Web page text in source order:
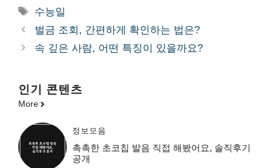
테
리
태
그
수능일
벌금 조회, 간편하게 확인하는 법은?
속 깊은 사람, 어떤 특징이 있을까요?
인기 콘텐츠
More
정보모음
촉촉한 초코칩 발음 직접 해봤어요, 솔직후기
공개